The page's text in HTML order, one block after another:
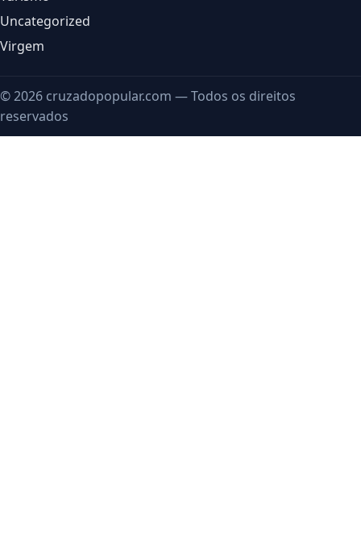
Uncategorized
Virgem
© 2026 cruzadopopular.com — Todos os direitos
reservados